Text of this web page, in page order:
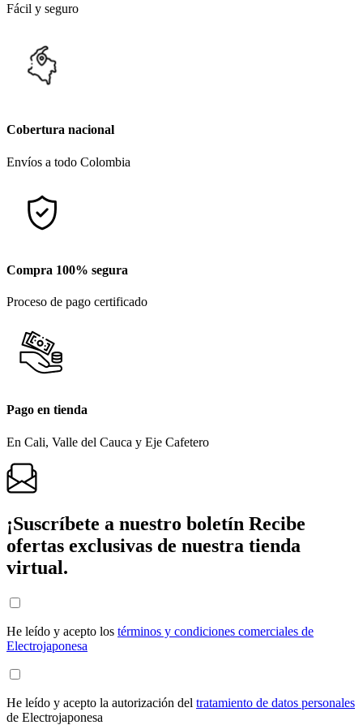
Fácil y seguro
Cobertura nacional
Envíos a todo Colombia
Compra 100% segura
Proceso de pago certificado
Pago en tienda
En Cali, Valle del Cauca y Eje Cafetero
¡Suscríbete a nuestro boletín Recibe
ofertas exclusivas de nuestra tienda
virtual.
He leído y acepto los términos y condiciones comerciales de
Electrojaponesa
He leído y acepto la autorización del tratamiento de datos personales
de Electrojaponesa